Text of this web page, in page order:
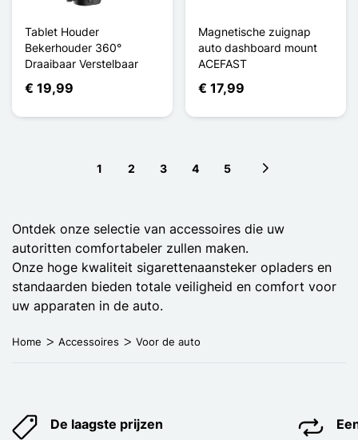
Tablet Houder
Bekerhouder 360°
Draaibaar Verstelbaar
€ 19,99
Magnetische zuignap
auto dashboard mount
ACEFAST
€ 17,99
1 2 3 4 5
Ontdek onze selectie van accessoires die uw
autoritten comfortabeler zullen maken.
Onze hoge kwaliteit sigarettenaansteker opladers en
standaarden bieden totale veiligheid en comfort voor
uw apparaten in de auto.
Home Accessoires Voor de auto
De laagste prijzen